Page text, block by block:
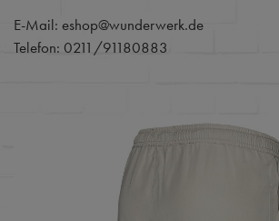
E-Mail: eshop@wunderwerk.de
Telefon: 0211/91180883